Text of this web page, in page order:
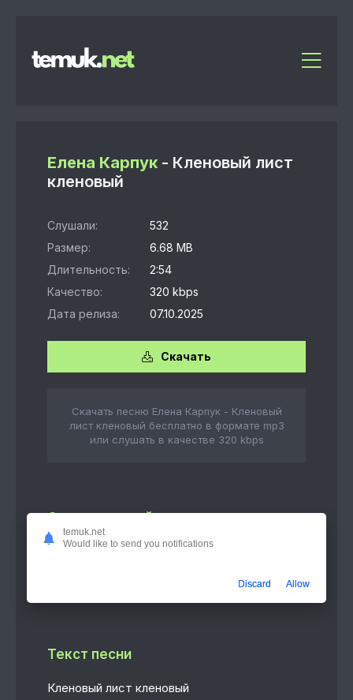
Елена Карпук - Кленовый лист
кленовый
Слушали:
532
Размер:
6.68 MB
Длительность:
2:54
Качество:
320 kbps
Дата релиза:
07.10.2025
Скачать
Скачать песню Елена Карпук - Кленовый
лист кленовый бесплатно в формате mp3
или слушать в качестве 320 kbps
Слушать онлайн
Кленовый лист кленовый
Текст песни
Кленовый лист кленовый
temuk.net
Would like to send you notifications
Discard Allow